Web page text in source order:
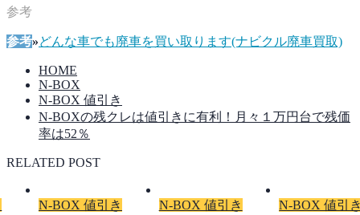
参考»どんな車でも廃車を買い取ります(ナビクル廃車買取)
HOME
N-BOX
N-BOX 値引き
N-BOXの残クレは値引きに有利！月々１万円台で残価
率は52％
RELATED POST
N-BOX 値引き N-BOX 値引き N-BOX 値引